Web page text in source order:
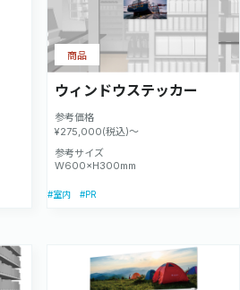
ウィンドウステッカー
参考価格
¥275,000(税込)～
参考サイズ
W600×H300mm
商品
#室内 #PR